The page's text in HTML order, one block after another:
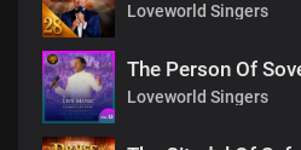
Loveworld Singers
The Person Of
Loveworld Singers